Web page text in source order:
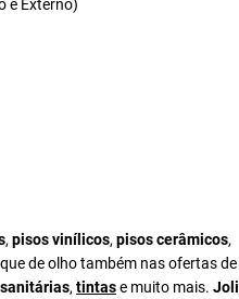
e Externo)
, pisos vinílicos, pisos cerâmicos,
de olho também nas ofertas de
, tintase muito mais. Joli